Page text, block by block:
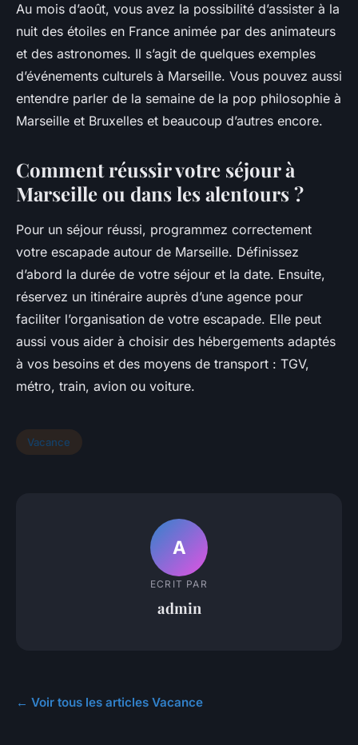
Au mois d’août, vous avez la possibilité d’assister à la
nuit des étoiles en France animée par des animateurs
et des astronomes. Il s’agit de quelques exemples
d’événements culturels à Marseille. Vous pouvez aussi
entendre parler de la semaine de la pop philosophie à
Marseille et Bruxelles et beaucoup d’autres encore.
Comment réussir votre séjour à
Marseille ou dans les alentours ?
Pour un séjour réussi, programmez correctement
votre escapade autour de Marseille. Définissez
d’abord la durée de votre séjour et la date. Ensuite,
réservez un itinéraire auprès d’une agence pour
faciliter l’organisation de votre escapade. Elle peut
aussi vous aider à choisir des hébergements adaptés
à vos besoins et des moyens de transport : TGV,
métro, train, avion ou voiture.
Vacance
A
ECRIT PAR
admin
← Voir tous les articles Vacance